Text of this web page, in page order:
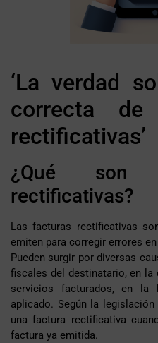
‘La verdad
correcta
rectificativas’
¿Qué son
rectificativas?
Las facturas rectificativas
emiten para corregir errores
Pueden surgir por diversas
fiscales del destinatario, en
servicios facturados, en
aplicado. Según la
una factura rectificativa
factura ya emitida.